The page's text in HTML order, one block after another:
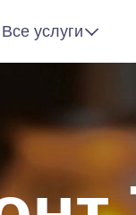
Все услуги